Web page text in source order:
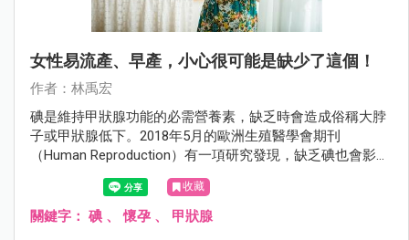
女性易流產、早產，小心很可能是缺少了這個！
作者：林禹宏
碘是維持甲狀腺功能的必需營養素，缺乏時會造成俗稱大脖
子或甲狀腺低下。2018年5月的歐洲生殖醫學會期刊
（Human Reproduction）有一項研究發現，缺乏碘也會影響
收藏
關鍵字： 碘 、懷孕 、 甲狀腺